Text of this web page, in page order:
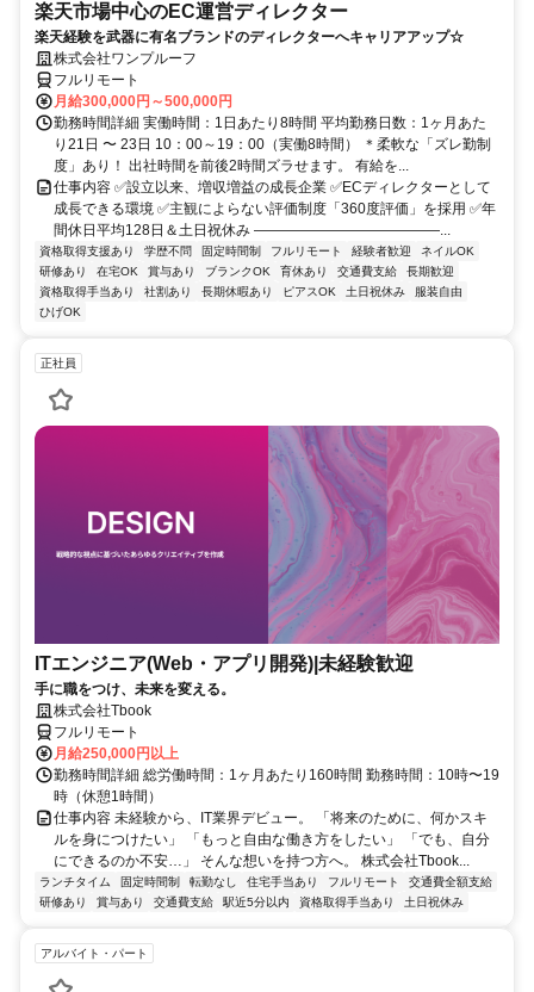
楽天市場中心のEC運営ディレクター
楽天経験を武器に有名ブランドのディレクターへキャリアアップ☆
株式会社ワンプルーフ
フルリモート
月給300,000円～500,000円
勤務時間詳細 実働時間：1日あたり8時間 平均勤務日数：1ヶ月あた
り21日 〜 23日 10：00～19：00（実働8時間） ＊柔軟な「ズレ勤制
度」あり！ 出社時間を前後2時間ズラせます。 有給を...
仕事内容 ✅設立以来、増収増益の成長企業 ✅ECディレクターとして
成長できる環境 ✅主観によらない評価制度「360度評価」を採用 ✅年
間休日平均128日＆土日祝休み ―――――――――――――...
資格取得支援あり 学歴不問 固定時間制 フルリモート 経験者歓迎
ネイルOK
研修あり
在宅OK 賞与あり ブランクOK 育休あり 交通費支給
長期歓迎
資格取得手当あり
社割あり 長期休暇あり ピアスOK 土日祝休み
服装自由
ひげOK
正社員
ITエンジニア(Web・アプリ開発)|未経験歓迎
手に職をつけ、未来を変える。
株式会社Tbook
フルリモート
月給250,000円以上
勤務時間詳細 総労働時間：1ヶ月あたり160時間 勤務時間：10時〜19
時（休憩1時間）
仕事内容 未経験から、IT業界デビュー。 「将来のために、何かスキ
ルを身につけたい」 「もっと自由な働き方をしたい」 「でも、自分
にできるのか不安…」 そんな想いを持つ方へ。 株式会社Tbook...
ランチタイム 固定時間制 転勤なし 住宅手当あり フルリモート
交通費全額支給
研修あり
賞与あり 交通費支給 駅近5分以内 資格取得手当あり 土日祝休み
アルバイト・パート